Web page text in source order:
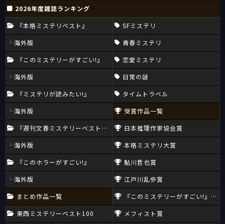
2026年度雑誌ランキング
『本格ミステリベスト』
海外版
『このミステリーがすごい!』
海外版
『ミステリが読みたい!』
海外版
『週刊文春ミステリーベスト10』
海外版
『このホラーがすごい!』
海外版
まとめ作品一覧
東西ミステリーベスト100
SFミステリ
青春ミステリ
恋愛ミステリ
日常の謎
タイムトラベル
受賞作品一覧
日本推理作家協会賞
本格ミステリ大賞
鮎川哲也賞
江戸川乱歩賞
『このミステリーがすごい!』大賞
メフィスト賞